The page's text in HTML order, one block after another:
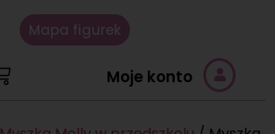
Mapa figurek
Moje konto